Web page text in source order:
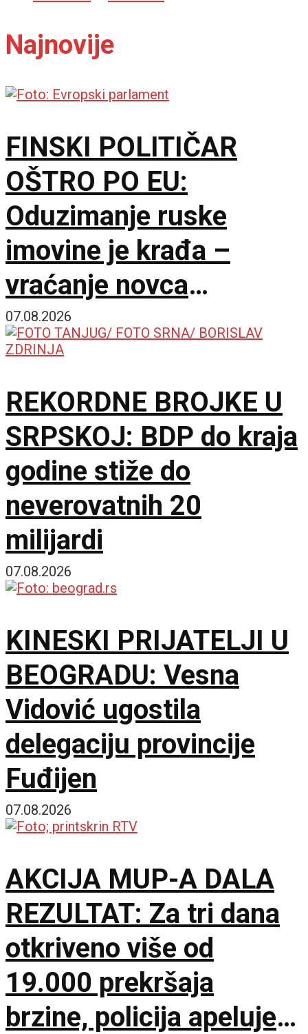
Najnovije
FINSKI POLITIČAR
OŠTRO PO EU:
Oduzimanje ruske
imovine je krađa –
vraćanje novca
omogućilo bi mir u
Ukrajini
07.08.2026
REKORDNE BROJKE U
SRPSKOJ: BDP do kraja
godine stiže do
neverovatnih 20
milijardi
07.08.2026
KINESKI PRIJATELJI U
BEOGRADU: Vesna
Vidović ugostila
delegaciju provincije
Fuđijen
07.08.2026
AKCIJA MUP-A DALA
REZULTAT: Za tri dana
otkriveno više od
19.000 prekršaja
brzine, policija apeluje